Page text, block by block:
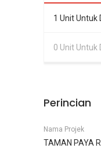
1 Unit Untuk
0 Unit Untuk
Perincian
Nama Projek
TAMAN PAYA